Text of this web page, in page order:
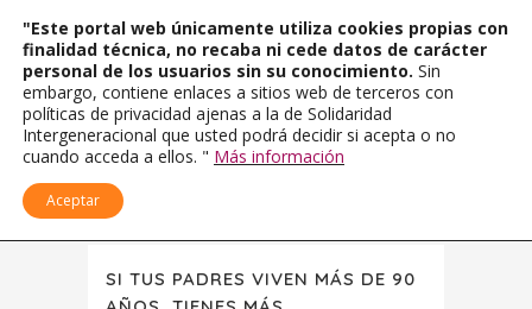
SI TUS PADRES VIVEN MÁS DE 90
"Este portal web únicamente utiliza cookies propias con
finalidad técnica, no recaba ni cede datos de carácter
personal de los usuarios sin su conocimiento. Sin
embargo, contiene enlaces a sitios web de terceros con
políticas de privacidad ajenas a la de Solidaridad
Intergeneracional que usted podrá decidir si acepta o no
cuando acceda a ellos. " Más información
Aceptar